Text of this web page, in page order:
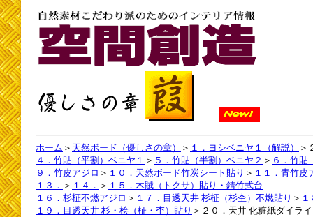
ホーム ＞ 天然ボード（優しさの章） ＞ １．ヨシベニヤ１（解説）
＞
４．竹貼（平割）ベニヤ１ ＞ ５．竹貼（半割）ベニヤ２ ＞ ６．竹貼
９．竹皮アジロ ＞ １０．天然ボード竹炭シート貼り ＞ １１．青竹皮
１３． ＞ １４． ＞ １５．木賊（トクサ）貼り・錆竹式台
１６．杉柾不燃アジロ ＞ １７．目透天井 杉柾（杉杢）不燃貼り ＞
１９．目透天井 杉・桧（柾・杢）貼り ＞２０．天井 化粧紙ダイラ